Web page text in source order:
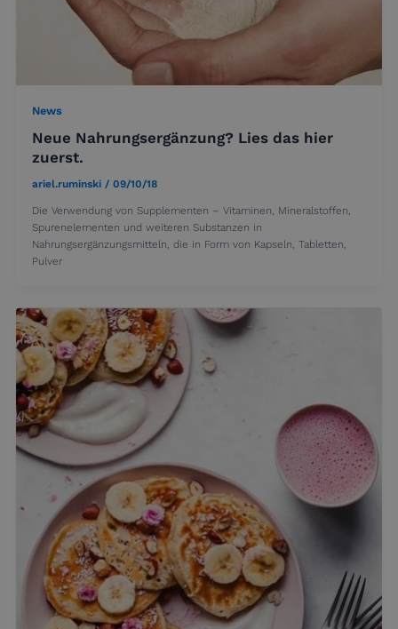
News
Neue Nahrungsergänzung? Lies das hier
zuerst.
ariel.ruminski /09/10/18
Die Verwendung von Supplementen – Vitaminen, Mineralstoffen,
Spurenelementen und weiteren Substanzen in
Nahrungsergänzungsmitteln, die in Form von Kapseln, Tabletten,
Pulver